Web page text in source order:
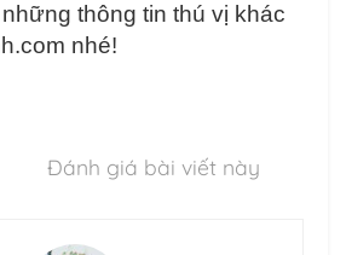
thông tin thú vị khác
nhé!
Đánh giá bài viết này